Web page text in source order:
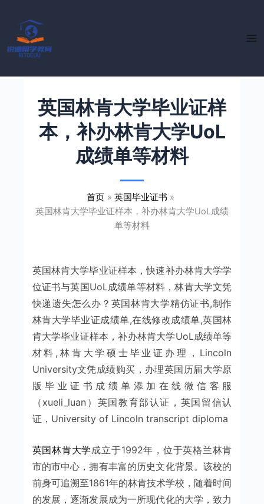
容
英国林肯大学毕业证样
本，补办林肯大学UoL
成绩单等材料
首页
英国毕业证书
英国林肯大学毕业证样本，补办林肯大学UoL成绩
单等材料
英国林肯大学毕业证样本，快速补办林肯大学学
位证书与英国UoL成绩单等材料，林肯大学文凭
快递遗失怎么办？英国林肯大学精仿证书,制作
林肯大学毕业证成绩单,在线修改成绩单,英国林
肯大学毕业证样本，补办林肯大学UoL成绩单等
材料,林肯大学硕士毕业证办理，Lincoln
University文凭成绩购买，办理英国历届大学原
版毕业证书成绩单添加在线微信客服
（xueli_luan）英国教育部认证，英国留信认
证，University of Lincoln transcript diploma
英国林肯大学 成立于1992年，位于英格兰林肯
市的市中心，拥有丰富的历史文化背景。该校的
前身可追溯至1861年的林肯技术学校，随着时间
的发展，逐渐发展成为一所现代化的大学，致力